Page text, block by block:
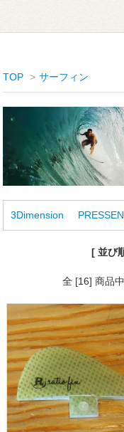
TOP > サーフィン
3Dimension
[ 並び
全 [16] 商品